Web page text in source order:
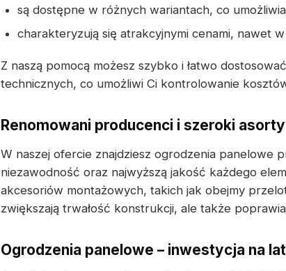
są dostępne w różnych wariantach, co
charakteryzują się atrakcyjnymi cenami, nawet
Z naszą pomocą możesz szybko i łatwo
technicznych, co umożliwi Ci kontrolowanie
Renomowani producenci i szeroki
W naszej ofercie znajdziesz ogrodzenia panelowe
niezawodność oraz najwyższą jakość każdego
akcesoriów montażowych, takich jak obejmy
zwiększają trwałość konstrukcji, ale także
Ogrodzenia panelowe – inwestycja na